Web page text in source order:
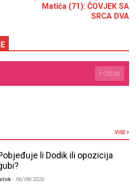
Matića (71): ČOVJEK SA
SRCA DVA
Follow
VIŠE
li Dodik ili opozicija
- 06/08/2026